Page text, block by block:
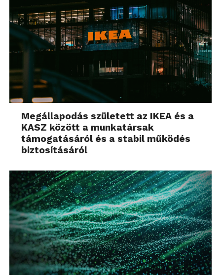
Megállapodás született az IKEA és a
KASZ között a munkatársak
támogatásáról és a stabil működés
biztosításáról